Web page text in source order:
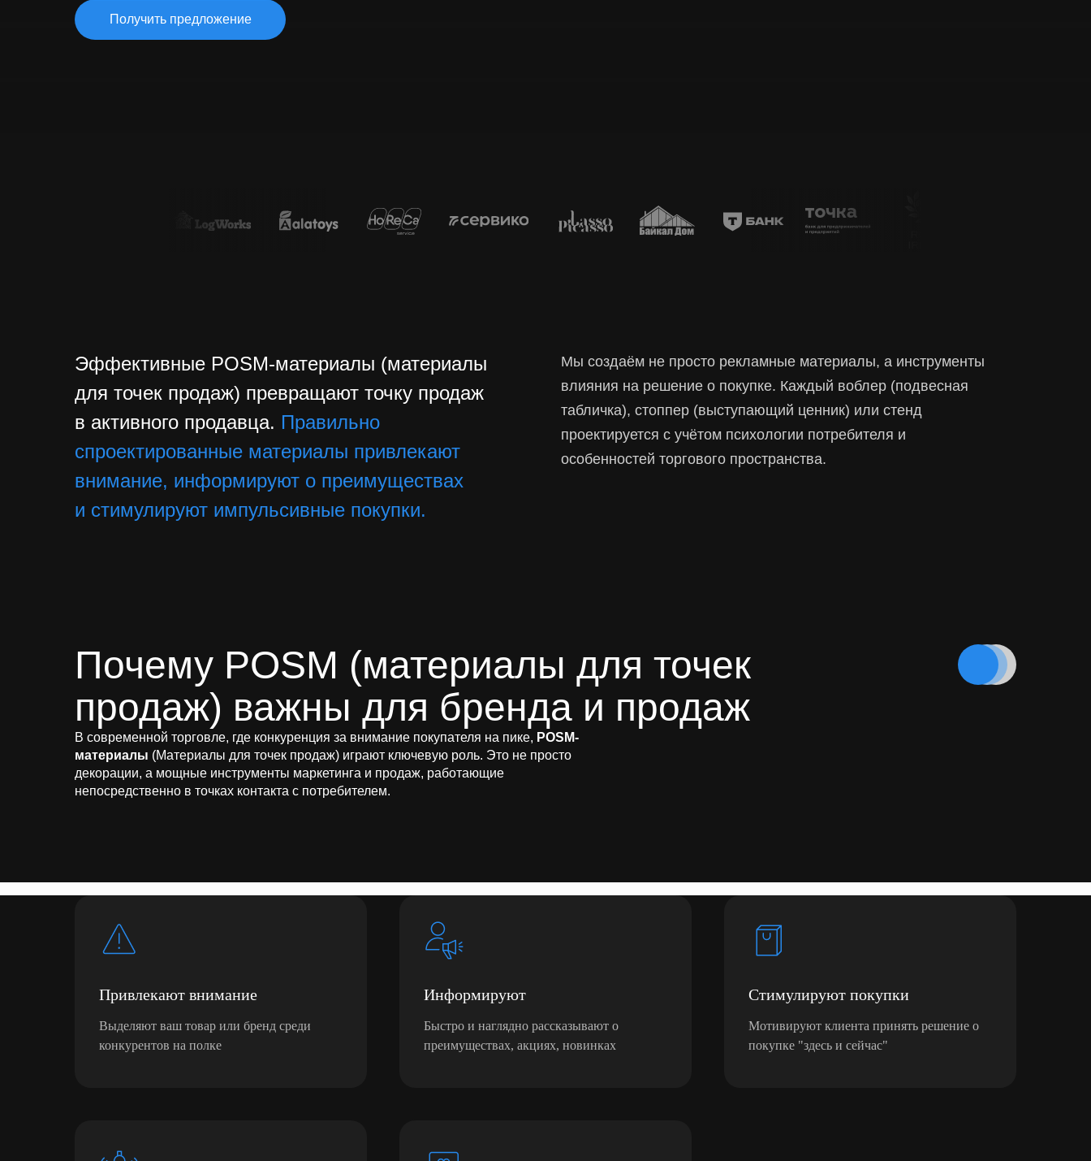
Получить предложение
Эффективные POSM-материалы (материалы
для точек продаж) превращают точку продаж
в активного продавца. Правильно
спроектированные материалы привлекают
внимание, информируют о преимуществах
и стимулируют импульсивные покупки.
Мы создаём не просто рекламные материалы, а инструменты
влияния на решение о покупке. Каждый воблер (подвесная
табличка), стоппер (выступающий ценник) или стенд
проектируется с учётом психологии потребителя и
особенностей торгового пространства.
Почему POSM (материалы для точек
продаж) важны для бренда и продаж
В современной торговле, где конкуренция за внимание покупателя на пике, POSM-
материалы (Материалы для точек продаж) играют ключевую роль. Это не просто
декорации, а мощные инструменты маркетинга и продаж, работающие
непосредственно в точках контакта с потребителем.
Привлекают внимание
Выделяют ваш товар или бренд среди
конкурентов на полке
Информируют
Быстро и наглядно рассказывают о
преимуществах, акциях, новинках
Стимулируют покупки
Мотивируют клиента принять решение о
покупке "здесь и сейчас"
Цифровые сервисы